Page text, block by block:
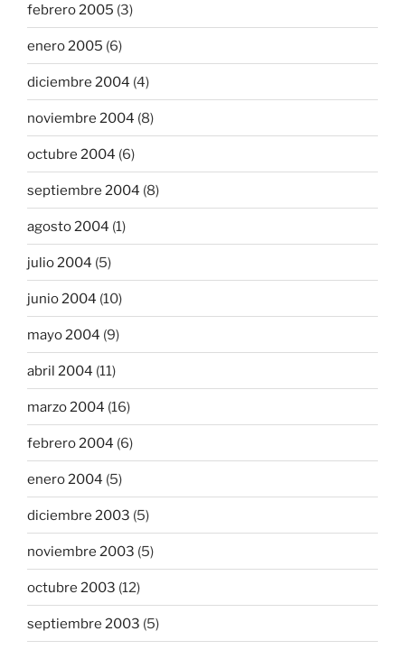
febrero 2005 (3)
enero 2005 (6)
diciembre 2004 (4)
noviembre 2004 (8)
octubre 2004 (6)
septiembre 2004 (8)
agosto 2004 (1)
julio 2004 (5)
junio 2004 (10)
mayo 2004 (9)
abril 2004 (11)
marzo 2004 (16)
febrero 2004 (6)
enero 2004 (5)
diciembre 2003 (5)
noviembre 2003 (5)
octubre 2003 (12)
septiembre 2003 (5)